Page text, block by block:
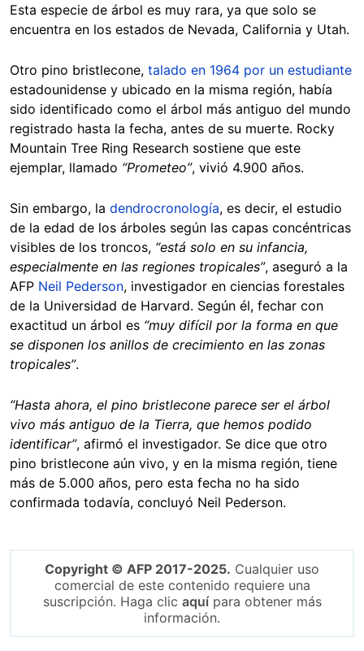
Esta especie de árbol es muy rara, ya que solo se
encuentra en los estados de Nevada, California y Utah.
Otro pino bristlecone, talado en 1964 por un estudiante
estadounidense y ubicado en la misma región, había
sido identificado como el árbol más antiguo del mundo
registrado hasta la fecha, antes de su muerte. Rocky
Mountain Tree Ring Research sostiene que este
ejemplar, llamado “Prometeo”, vivió 4.900 años.
Sin embargo, la dendrocronología, es decir, el estudio
de la edad de los árboles según las capas concéntricas
visibles de los troncos, “está solo en su infancia,
especialmente en las regiones tropicales”, aseguró a la
AFP Neil Pederson, investigador en ciencias forestales
de la Universidad de Harvard. Según él, fechar con
exactitud un árbol es “muy difícil por la forma en que
se disponen los anillos de crecimiento en las zonas
tropicales”.
“Hasta ahora, el pino bristlecone parece ser el árbol
vivo más antiguo de la Tierra, que hemos podido
identificar”, afirmó el investigador. Se dice que otro
pino bristlecone aún vivo, y en la misma región, tiene
más de 5.000 años, pero esta fecha no ha sido
confirmada todavía, concluyó Neil Pederson.
Copyright © AFP 2017-2025. Cualquier uso
comercial de este contenido requiere una
suscripción. Haga clic aquípara obtener más
información.